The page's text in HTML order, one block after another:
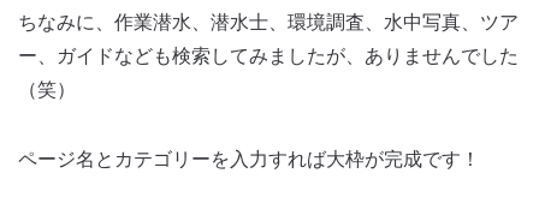
ちなみに、作業潜水、潜水士、環境調査、水中写真、ツア
ー、ガイドなども検索してみましたが、ありませんでした
（笑）
ページ名とカテゴリーを入力すれば大枠が完成です！